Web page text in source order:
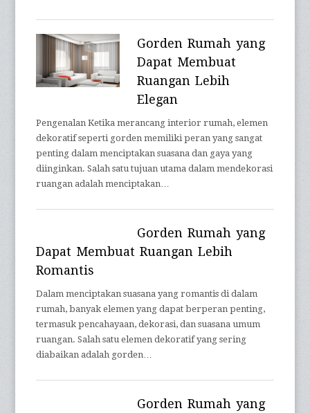
Gorden Rumah yang
Dapat Membuat
Ruangan Lebih
Elegan
Pengenalan Ketika merancang interior rumah, elemen
dekoratif seperti gorden memiliki peran yang sangat
penting dalam menciptakan suasana dan gaya yang
diinginkan. Salah satu tujuan utama dalam mendekorasi
ruangan adalah menciptakan…
Gorden Rumah yang
Dapat Membuat Ruangan Lebih
Romantis
Dalam menciptakan suasana yang romantis di dalam
rumah, banyak elemen yang dapat berperan penting,
termasuk pencahayaan, dekorasi, dan suasana umum
ruangan. Salah satu elemen dekoratif yang sering
diabaikan adalah gorden…
Gorden Rumah yang